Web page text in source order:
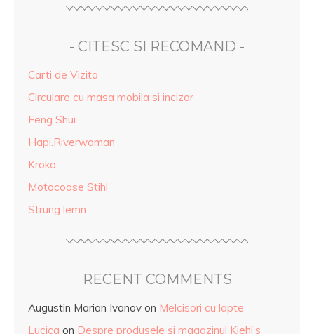
- CITESC SI RECOMAND -
Carti de Vizita
Circulare cu masa mobila si incizor
Feng Shui
Hapi.Riverwoman
Kroko
Motocoase Stihl
Strung lemn
RECENT COMMENTS
Augustin Marian Ivanov on Melcisori cu lapte
Lucica on Despre produsele și magazinul Kiehl’s